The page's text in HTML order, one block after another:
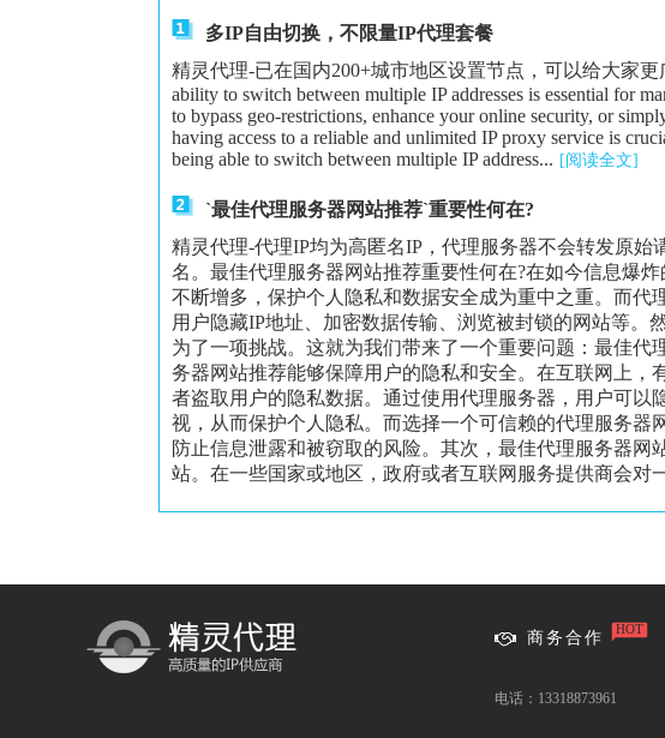
多IP自由切换，不限量IP代理套餐
精灵代理-已在国内200+城市地区设置节点，可以给大家更
ability to switch between multiple IP addresses is essential for
to bypass geo-restrictions, enhance your online security, or
having access to a reliable and unlimited IP proxy service is
being able to switch between multiple IP address... [阅读全文]
`最佳代理服务器网站推荐`重要性何在?
精灵代理-代理IP均为高匿名IP，代理服务器不会转发原
名。最佳代理服务器网站推荐重要性何在?在如今信息爆
不断增多，保护个人隐私和数据安全成为重中之重。而
用户隐藏IP地址、加密数据传输、浏览被封锁的网站等
为了一项挑战。这就为我们带来了一个重要问题：最佳
务器网站推荐能够保障用户的隐私和安全。在互联网上
者盗取用户的隐私数据。通过使用代理服务器，用户可以
视，从而保护个人隐私。而选择一个可信赖的代理服务
防止信息泄露和被窃取的风险。其次，最佳代理服务器网
站。在一些国家或地区，政府或者互联网服务提供商会对
商务合作 HOT
电话：13318873961